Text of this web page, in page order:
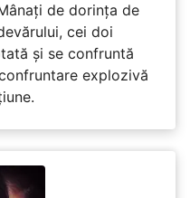
de dorința de
cei doi
și se confruntă
explozivă